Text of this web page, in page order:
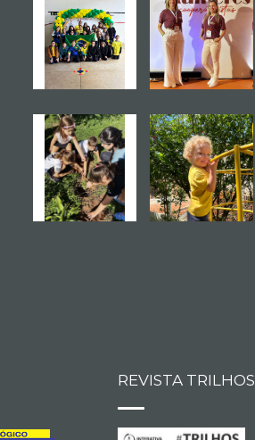
REVISTA TRILHOS